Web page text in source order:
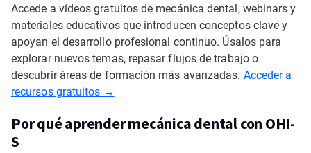
Accede a vídeos gratuitos de mecánica dental, webinars y
materiales educativos que introducen conceptos clave y
apoyan el desarrollo profesional continuo. Úsalos para
explorar nuevos temas, repasar flujos de trabajo o
descubrir áreas de formación más avanzadas. Acceder a
recursos gratuitos →
Por qué aprender mecánica dental con OHI-
S